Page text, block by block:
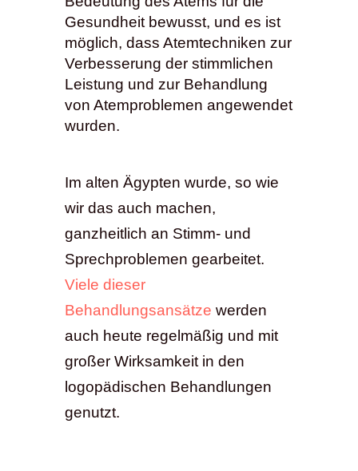
Gesundheit bewusst, und es ist
möglich, dass Atemtechniken zur
Verbesserung der stimmlichen
Leistung und zur Behandlung
von Atemproblemen angewendet
wurden.
Im alten Ägypten wurde, so wie
wir das auch machen,
ganzheitlich an Stimm- und
Sprechproblemen gearbeitet.
Viele dieser
Behandlungsansätze werden
auch heute regelmäßig und mit
großer Wirksamkeit in den
logopädischen Behandlungen
genutzt.